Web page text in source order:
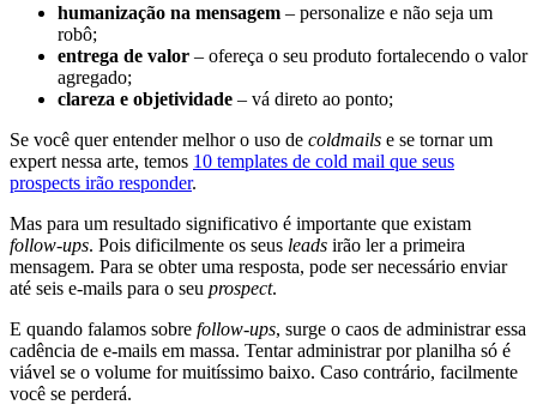
humanização na mensagem – personalize e não seja um
robô;
entrega de valor – ofereça o seu produto fortalecendo o valor
agregado;
clareza e objetividade – vá direto ao ponto;
Se você quer entender melhor o uso de coldmails e se tornar um
expert nessa arte, temos 10 templates de cold mail que seus
prospects irão responder.
Mas para um resultado significativo é importante que existam
follow-ups. Pois dificilmente os seus leads irão ler a primeira
mensagem. Para se obter uma resposta, pode ser necessário enviar
até seis e-mails para o seu prospect.
E quando falamos sobre follow-ups, surge o caos de administrar essa
cadência de e-mails em massa. Tentar administrar por planilha só é
viável se o volume for muitíssimo baixo. Caso contrário, facilmente
você se perderá.